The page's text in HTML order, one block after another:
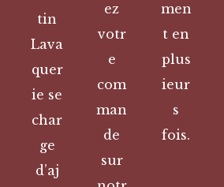
tin
Lava
quer
ie se
char
ge
d’aj
ez
votr
e
com
man
de
sur
men
t en
plus
ieur
s
fois.